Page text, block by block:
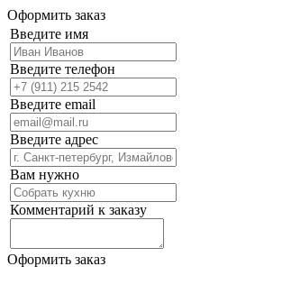
Оформить заказ
Введите имя
Введите телефон
Введите email
Введите адрес
Вам нужно
Комментарий к заказу
Оформить заказ